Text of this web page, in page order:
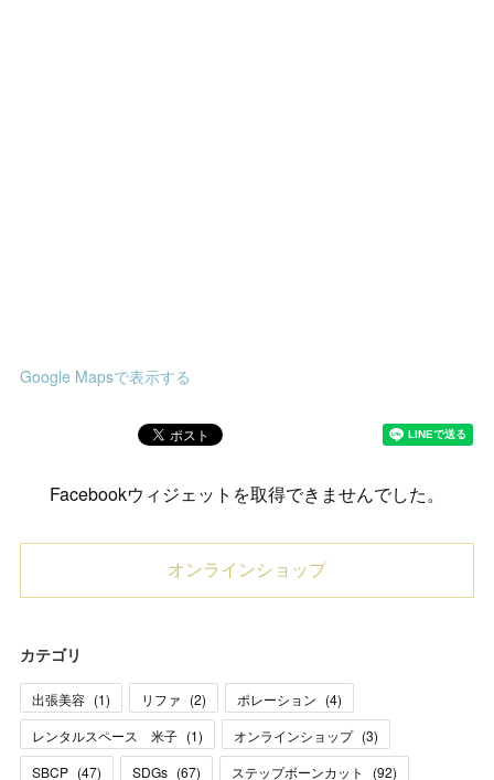
Google Mapsで表示する
Facebookウィジェットを取得できませんでした。
オンラインショップ
カテゴリ
出張美容 (1) リファ (2) ポレーション (4)
レンタルスペース 米子 (1) オンラインショップ (3)
SBCP (47) SDGs (67) ステップボーンカット (92)